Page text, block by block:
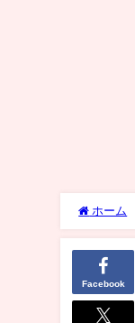
ホーム
Facebook